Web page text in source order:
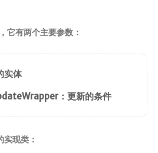
它有两个主要参数：
实体
：更新的条件
现类：